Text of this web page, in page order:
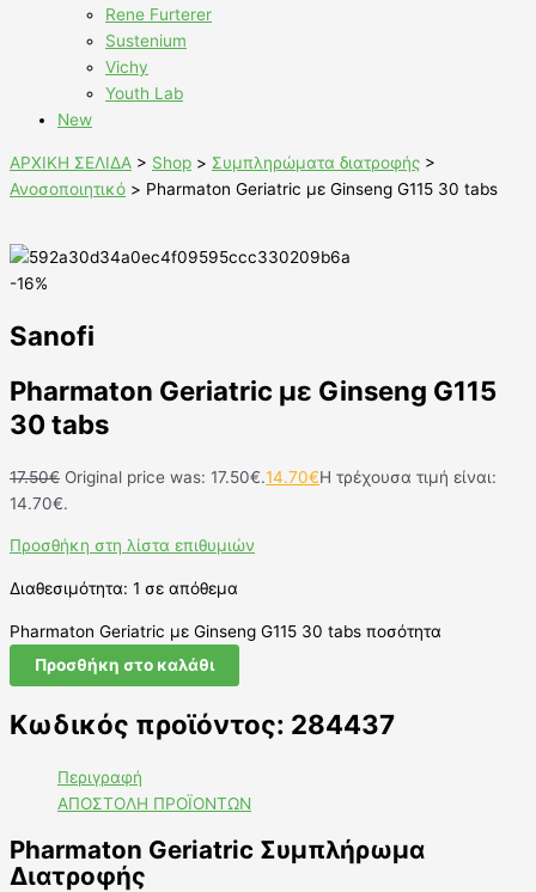
Rene Furterer
Sustenium
Vichy
Youth Lab
New
ΑΡΧΙΚΗ ΣΕΛΙΔΑ > Shop > Συμπληρώματα διατροφής >
Ανοσοποιητικό > Pharmaton Geriatric με Ginseng G115 30 tabs
-16%
Sanofi
Pharmaton Geriatric με Ginseng G115
30 tabs
17.50€ Original price was: 17.50€.14.70€Η τρέχουσα τιμή είναι:
14.70€.
Προσθήκη στη λίστα επιθυμιών
Διαθεσιμότητα: 1 σε απόθεμα
Pharmaton Geriatric με Ginseng G115 30 tabs ποσότητα
Προσθήκη στο καλάθι
Κωδικός προϊόντος: 284437
Περιγραφή
ΑΠΟΣΤΟΛΗ ΠΡΟΪΟΝΤΩΝ
Pharmaton Geriatric Συμπλήρωμα
Διατροφής